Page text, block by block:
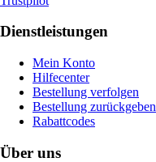
Dienstleistungen
Mein Konto
Hilfecenter
Bestellung verfolgen
Bestellung zurückgeben
Rabattcodes
Über uns